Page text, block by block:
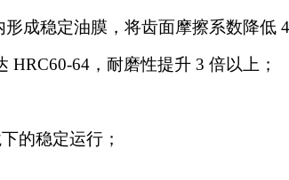
成稳定油膜，将齿面摩擦系数降低
64，耐磨性提升 3 倍以上；
的稳定运行；